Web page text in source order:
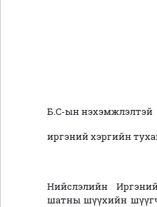
Б.С-ын нэхэмжлэлтэй
иргэний хэргийн
Нийслэлийн
шатны шүүхийн